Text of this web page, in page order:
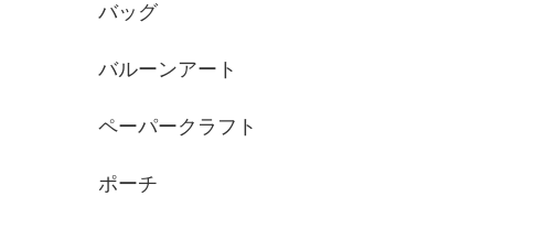
バッグ
バルーンアート
ペーパークラフト
ポーチ